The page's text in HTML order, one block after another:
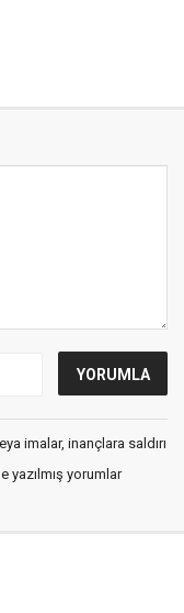
imalar, inançlara saldırı
yazılmış yorumlar